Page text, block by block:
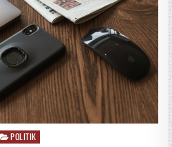
Posted
POLITIK